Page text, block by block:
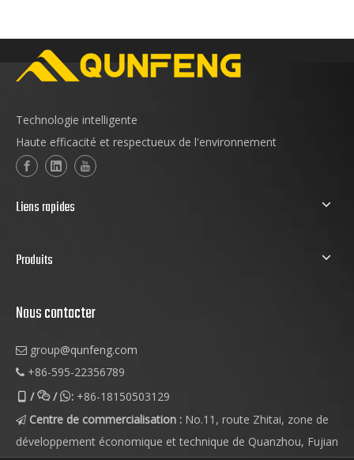
Technologie intelligente
Haute efficacité et respectueux de l'environnement
Liens rapides
Produits
Nous contacter
 group@qunfeng.com
 +86-595-22356789
//: +86-18150503129
 Centre de commercialisation : No.11, route Zhitai, zone de
développement économique et technique de Quanzhou, Fujian